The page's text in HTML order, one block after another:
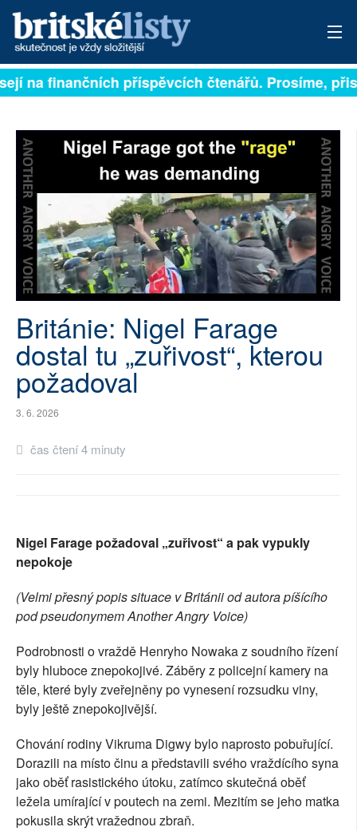
PŘIHLÁSIT
ARCHIV
ROZHOVORY
TÉMATA
NEJČTENĚJŠÍ ZA 7 DNÍ
AUTOŘI
PŘÍSPĚVKY NA PROVOZ
SOCIÁLNÍ SÍTĚ
RUBRIKY
PLNÁ VERZE STRÁNEK
na finančních příspěvcích čtenářů. Prosíme,
Británie: Nigel Farage
dostal tu „zuřivost“, kterou
požadoval
3. 6. 2026
čas čtení 4 minuty
Nigel Farage požadoval „zuřivost“ a pak vypukly
nepokoje
(Velmi přesný popis situace v Británii od autora píšícího
pod pseudonymem Another Angry Voice)
Podrobnosti o vraždě Henryho Nowaka z soudního řízení
byly hluboce znepokojivé. Záběry z policejní kamery na
těle, které byly zveřejněny po vynesení rozsudku viny,
byly ještě znepokojivější.
Chování rodiny Vikruma Digwy bylo naprosto pobuřující.
Dorazili na místo činu a představili svého vraždícího syna
jako oběť rasistického útoku, zatímco skutečná oběť
ležela umírající v poutech na zemi. Mezitím se jeho matka
pokusila skrýt vražednou zbraň.